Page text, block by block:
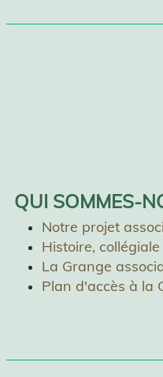
QUI SOMMES-
Notre projet
Histoire,
La Grange
Plan d'accès à la